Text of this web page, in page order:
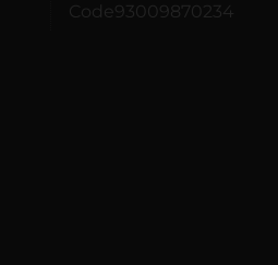
Code93009870234